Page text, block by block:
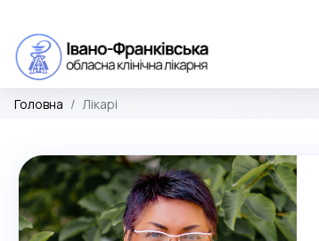
Головна Лікарі